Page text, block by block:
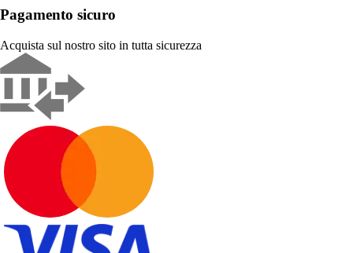
Pagamento sicuro
Acquista sul nostro sito in tutta sicurezza